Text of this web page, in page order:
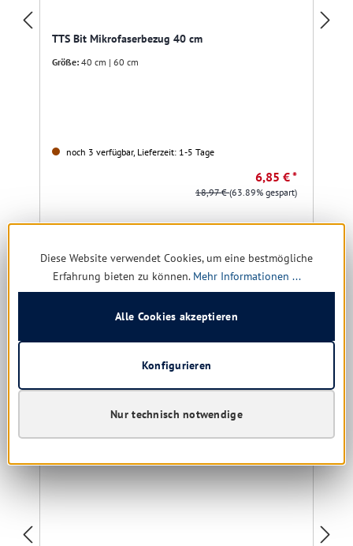
TTS Bit Mikrofaserbezug 40 cm
Größe: 40 cm | 60 cm
noch 3 verfügbar, Lieferzeit: 1-5 Tage
6,85 € *
18,97 €(63.89% gespart)
Produktgalerie überspringen
Kunden kauften auch
Diese Website verwendet Cookies, um eine bestmögliche
Erfahrung bieten zu können. Mehr Informationen ...
Nur technisch notwendige
Konfigurieren
Alle Cookies akzeptieren